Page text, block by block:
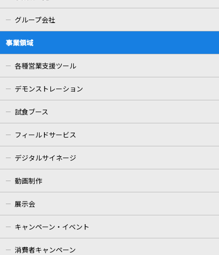
グループ会社
事業領域
各種営業支援ツール
デモンストレーション
試食ブース
フィールドサービス
デジタルサイネージ
動画制作
展示会
キャンペーン・イベント
消費者キャンペーン